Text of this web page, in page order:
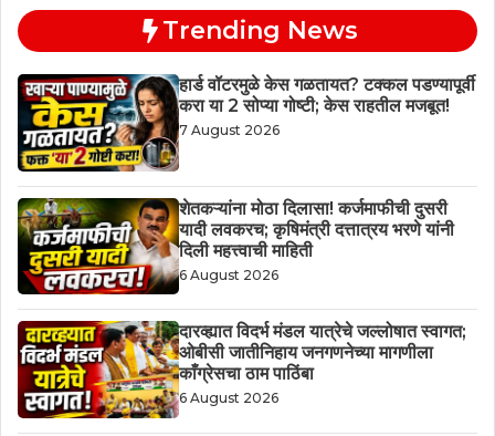
Trending News
हार्ड वॉटरमुळे केस गळतायत? टक्कल पडण्यापूर्वी
करा या 2 सोप्या गोष्टी; केस राहतील मजबूत!
7 August 2026
शेतकऱ्यांना मोठा दिलासा! कर्जमाफीची दुसरी
यादी लवकरच; कृषिमंत्री दत्तात्रय भरणे यांनी
दिली महत्त्वाची माहिती
6 August 2026
दारव्ह्यात विदर्भ मंडल यात्रेचे जल्लोषात स्वागत;
ओबीसी जातीनिहाय जनगणनेच्या मागणीला
काँग्रेसचा ठाम पाठिंबा
6 August 2026